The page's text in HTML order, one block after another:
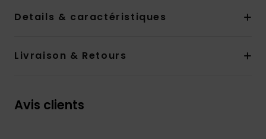
Details & caractéristiques
Livraison & Retours
Avis clients